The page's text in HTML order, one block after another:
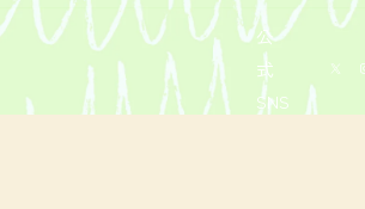
公
式
SNS
開始し
まし
ポート
を掲載
しまし
た。